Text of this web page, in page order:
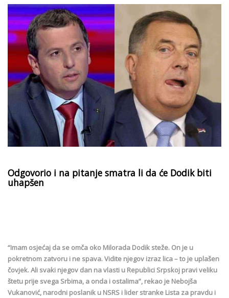
Odgovorio i na pitanje smatra li da će Dodik biti
uhapšen
“Imam osjećaj da se omča oko Milorada Dodik steže. On je u
pokretnom zatvoru i ne spava. Vidite njegov izraz lica – to je uplašen
čovjek. Ali svaki njegov dan na vlasti u Republici Srpskoj pravi veliku
štetu prije svega Srbima, a onda i ostalima”, rekao je Nebojša
Vukanović, narodni poslanik u NSRS i lider stranke Lista za pravdu i